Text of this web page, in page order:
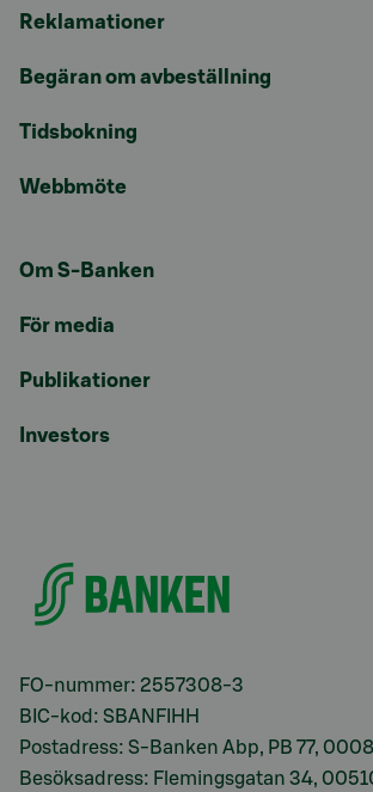
Reklamationer
Begäran om avbeställning
Tidsbokning
Webbmöte
Om S-Banken
För media
Publikationer
Investors
FO-nummer: 2557308-3
BIC-kod: SBANFIHH
Postadress: S-Banken Abp, PB 77,
Besöksadress: Flemingsgatan 34,